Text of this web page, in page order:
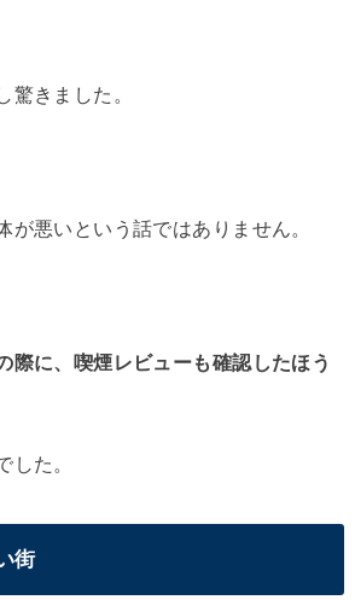
驚きました。
が悪いという話ではありません。
際に、喫煙レビューも確認したほう
した。
街